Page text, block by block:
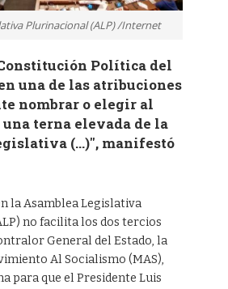
Plurinacional (ALP) /Internet
Política del
una de las atribuciones
nombrar o elegir al
terna elevada de la
(…)", manifestó
la Asamblea Legislativa
no facilita los dos tercios
General del Estado, la
Al Socialismo (MAS),
para que el Presidente Luis